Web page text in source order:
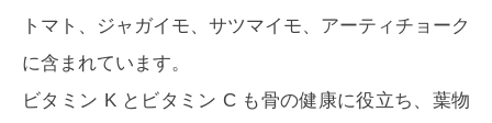
トマト、ジャガイモ、サツマイモ、アーティチョーク
に含まれています。
ビタミン K とビタミン C も骨の健康に役立ち、葉物